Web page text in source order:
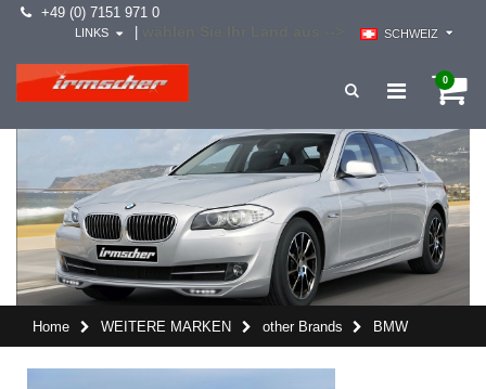
+49 (0) 7151 971 0
SCHWEIZ
LINKS
0
Home WEITERE MARKEN other Brands BMW